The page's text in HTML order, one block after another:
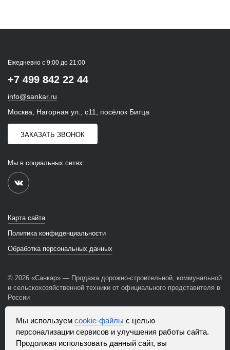
Ежедневно с 9:00 до 21:00
+7 499 842 22 44
info@sankar.ru
Москва, Нагорная ул., с11, посёлок Битца
ЗАКАЗАТЬ ЗВОНОК
Мы в социальных сетях:
Карта сайта
Политика конфиденциальности
Обработка персональных данных
© 2026 «Санкар» — Продажа дорожно-строительной, коммунальной
и сельскохозяйственной техники от официального представителя в
России
сервисов и повышения удобства пользования веб-сайтом. «Cookie»
представляют собой небольшие файлы, содержащие информацию
о предыдущих посещениях веб-сайта. Если вы не хотите
Мы используем cookie-файлы с целью
персонализации сервисов и улучшения работы сайта.
Продолжая использовать данный сайт, вы